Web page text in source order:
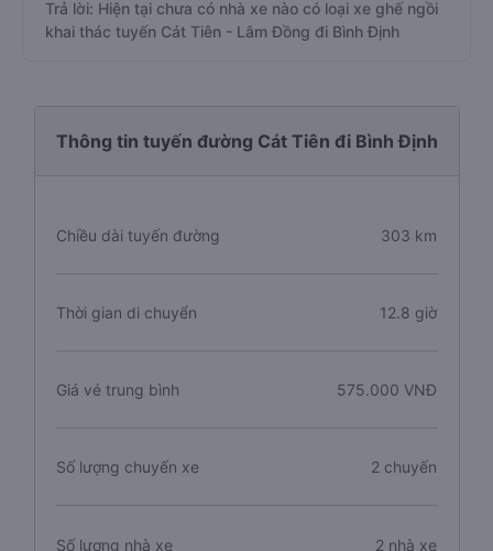
Trả lời: Hiện tại chưa có nhà xe nào có loại xe ghế ngồi
khai thác tuyến Cát Tiên - Lâm Đồng đi Bình Định
Thông tin tuyến đường Cát Tiên đi Bình Định
Chiều dài tuyến đường 303 km
Thời gian di chuyển 12.8 giờ
Giá vé trung bình 575.000 VNĐ
Số lượng chuyến xe 2 chuyến
Số lượng nhà xe 2 nhà xe